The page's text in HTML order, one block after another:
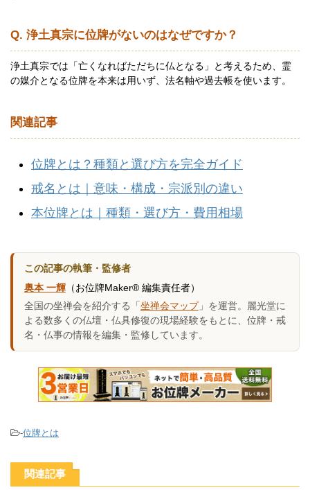
Q. 浄土真宗に位牌がないのはなぜですか？
浄土真宗では「亡くなればただちに仏となる」と考えるため、霊
の媒介となる位牌を本来は用いず、法名軸や過去帳を使います。
関連記事
位牌とは？種類と選び方を完全ガイド
戒名とは｜意味・構成・宗派別の違い
本位牌とは｜種類・選び方・費用相場
この記事の執筆・監修者
奥本 一輝（お位牌Maker® 編集責任者）
全国の坐禅会を紹介する「 坐禅会マップ」を運営。麗光堂に
よる数多くの仏壇・仏具修復の現場経験をもとに、位牌・戒
名・仏事の情報を編集・監修しています。
-位牌とは
関連記事